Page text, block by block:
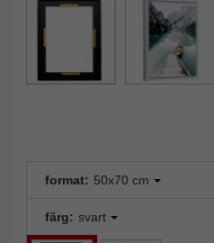
format: 50x70 cm
färg: svart